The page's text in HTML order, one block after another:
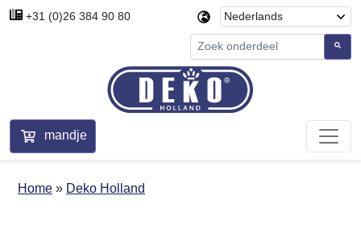
+31 (0)26 384 90 80
mandje
Home Deko Holland